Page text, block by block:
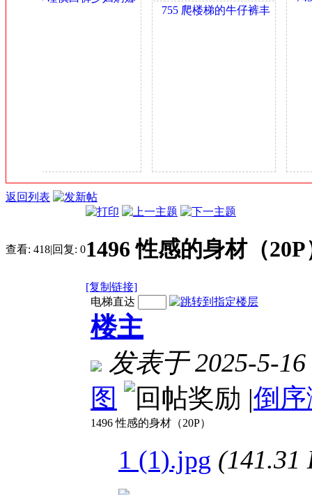
755 爬楼梯的牛仔裤丰
臀小姐姐身材很哇塞
返回列表
查看: 418|回复: 01496 性感的身材（20P
[复制链接]
电梯直达
楼主
发表于 2025-5-
图
|倒
1496 性感的身材（20P）
1 (1).jpg (141.31